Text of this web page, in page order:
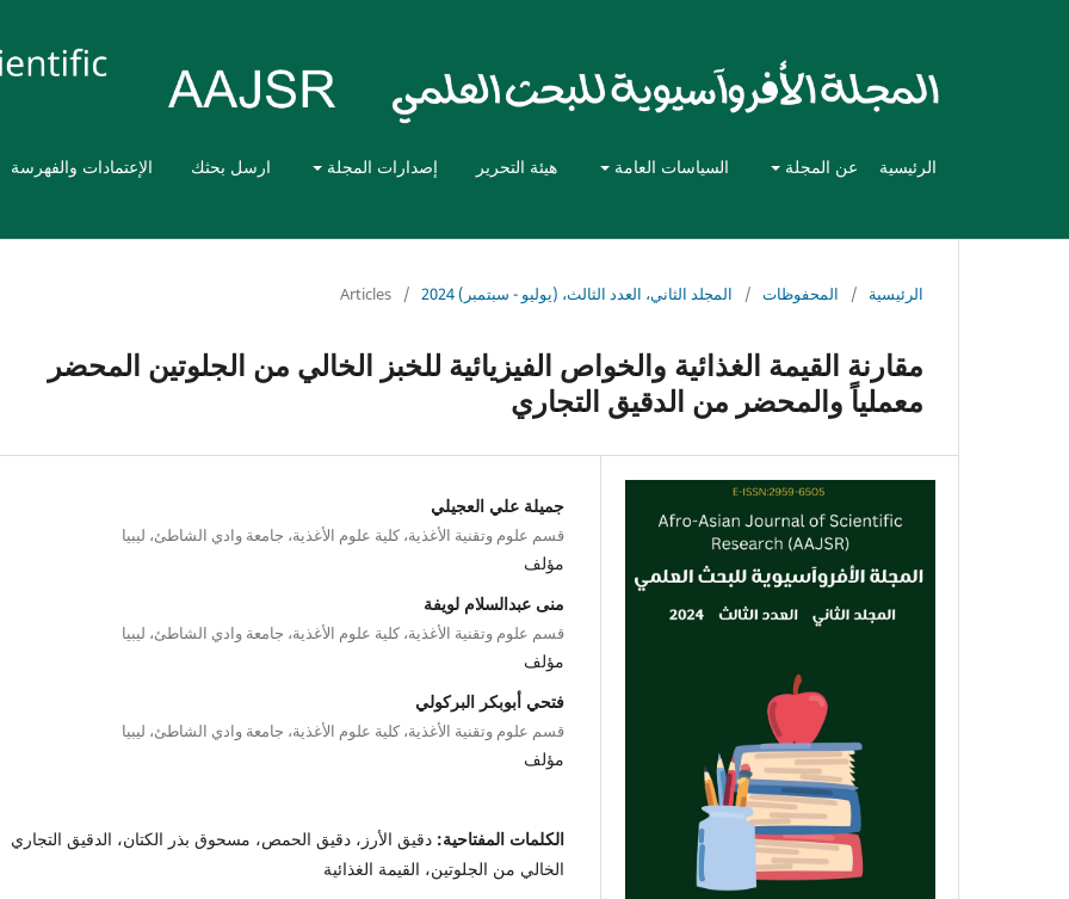
الرئيسية عن المجلة السياسات العامة هيئة التحرير إصدارات المجلة ارسل بحثك الإعتمادات والفهرسة
الرئيسية / المحفوظات / المجلد الثاني، العدد الثالث، (يوليو - سبتمبر) 2024 /
Articles
مقارنة القيمة الغذائية والخواص الفيزيائية للخبز الخالي من الجلوتين المحضر
معملياً والمحضر من الدقيق التجاري
جميلة علي العجيلي
قسم علوم وتقنية الأغذية، كلية علوم الأغذية، جامعة وادي الشاطئ، ليبيا
مؤلف
منى عبدالسلام لويفة
قسم علوم وتقنية الأغذية، كلية علوم الأغذية، جامعة وادي الشاطئ، ليبيا
مؤلف
فتحي أبوبكر البركولي
قسم علوم وتقنية الأغذية، كلية علوم الأغذية، جامعة وادي الشاطئ، ليبيا
مؤلف
الكلمات المفتاحية: دقيق الأرز، دقيق الحمص، مسحوق بذر الكتان، الدقيق التجاري
الخالي من الجلوتين، القيمة الغذائية